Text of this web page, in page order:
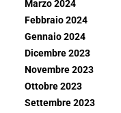
Marzo 2024
Febbraio 2024
Gennaio 2024
Dicembre 2023
Novembre 2023
Ottobre 2023
Settembre 2023